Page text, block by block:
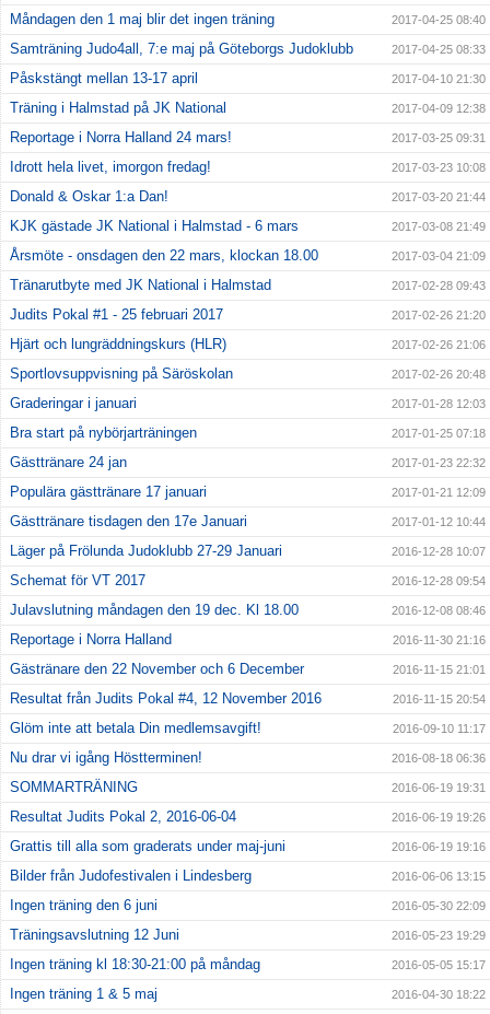
Måndagen den 1 maj blir det ingen träning 2017-04-25 08:40
Samträning Judo4all, 7:e maj på Göteborgs Judoklubb 2017-04-25 08:33
Påskstängt mellan 13-17 april 2017-04-10 21:30
Träning i Halmstad på JK National 2017-04-09 12:38
Reportage i Norra Halland 24 mars! 2017-03-25 09:31
Idrott hela livet, imorgon fredag! 2017-03-23 10:08
Donald & Oskar 1:a Dan! 2017-03-20 21:44
KJK gästade JK National i Halmstad - 6 mars 2017-03-08 21:49
Årsmöte - onsdagen den 22 mars, klockan 18.00 2017-03-04 21:09
Tränarutbyte med JK National i Halmstad 2017-02-28 09:43
Judits Pokal #1 - 25 februari 2017 2017-02-26 21:20
Hjärt och lungräddningskurs (HLR) 2017-02-26 21:06
Sportlovsuppvisning på Säröskolan 2017-02-26 20:48
Graderingar i januari 2017-01-28 12:03
Bra start på nybörjarträningen 2017-01-25 07:18
Gästtränare 24 jan 2017-01-23 22:32
Populära gästtränare 17 januari 2017-01-21 12:09
Gästtränare tisdagen den 17e Januari 2017-01-12 10:44
Läger på Frölunda Judoklubb 27-29 Januari 2016-12-28 10:07
Schemat för VT 2017 2016-12-28 09:54
Julavslutning måndagen den 19 dec. Kl 18.00 2016-12-08 08:46
Reportage i Norra Halland 2016-11-30 21:16
Gästränare den 22 November och 6 December 2016-11-15 21:01
Resultat från Judits Pokal #4, 12 November 2016 2016-11-15 20:54
Glöm inte att betala Din medlemsavgift! 2016-09-10 11:17
Nu drar vi igång Höstterminen! 2016-08-18 06:36
SOMMARTRÄNING 2016-06-19 19:31
Resultat Judits Pokal 2, 2016-06-04 2016-06-19 19:26
Grattis till alla som graderats under maj-juni 2016-06-19 19:16
Bilder från Judofestivalen i Lindesberg 2016-06-06 13:15
Ingen träning den 6 juni 2016-05-30 22:09
Träningsavslutning 12 Juni 2016-05-23 19:29
Ingen träning kl 18:30-21:00 på måndag 2016-05-05 15:17
Ingen träning 1 & 5 maj 2016-04-30 18:22